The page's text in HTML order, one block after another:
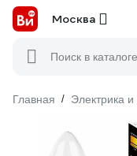
Москва
Поиск в каталоге
Главная / Электрика и